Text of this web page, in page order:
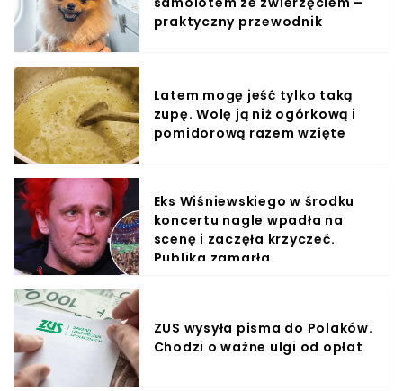
praktyczny przewodnik
Latem mogę jeść tylko taką
zupę. Wolę ją niż ogórkową i
pomidorową razem wzięte
Eks Wiśniewskiego w środku
koncertu nagle wpadła na
scenę i zaczęła krzyczeć.
Publika zamarła
ZUS wysyła pisma do Polaków.
Chodzi o ważne ulgi od opłat